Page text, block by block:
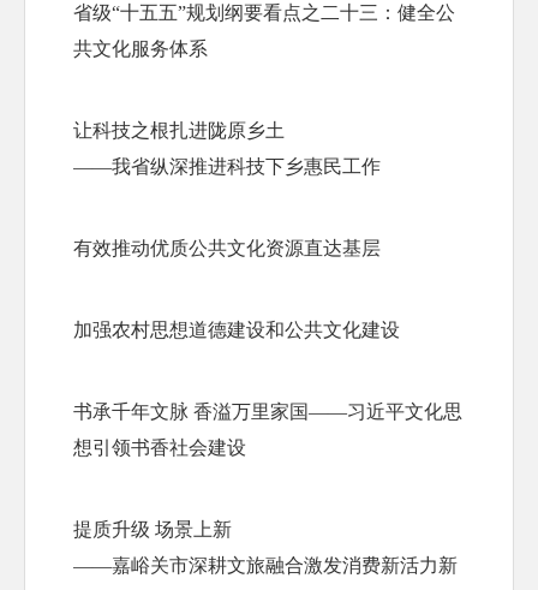
省级“十五五”规划纲要看点之二十三：健全公
共文化服务体系
让科技之根扎进陇原乡土
——我省纵深推进科技下乡惠民工作
有效推动优质公共文化资源直达基层
加强农村思想道德建设和公共文化建设
书承千年文脉 香溢万里家国——习近平文化思
想引领书香社会建设
提质升级 场景上新
——嘉峪关市深耕文旅融合激发消费新活力新